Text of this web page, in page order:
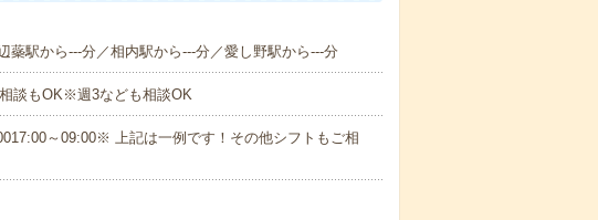
蘂駅から---分／相内駅から---分／愛し野駅から---分
談もOK※週3なども相談OK
～09:00※ 上記は一例です！その他シフトもご相